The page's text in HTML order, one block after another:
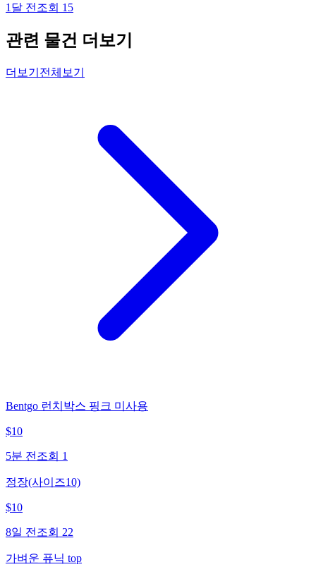
1달 전 조회 15
관련 물건 더보기
더보기 전체보기
Bentgo 런치박스 핑크 미사용
$10
5분 전 조회 1
정장(사이즈10)
$10
8일 전 조회 22
가벼운 퓨닉 top